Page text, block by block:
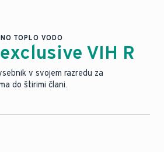
TOPLO VODO
VIH R
v svojem razredu za
do štirimi člani.